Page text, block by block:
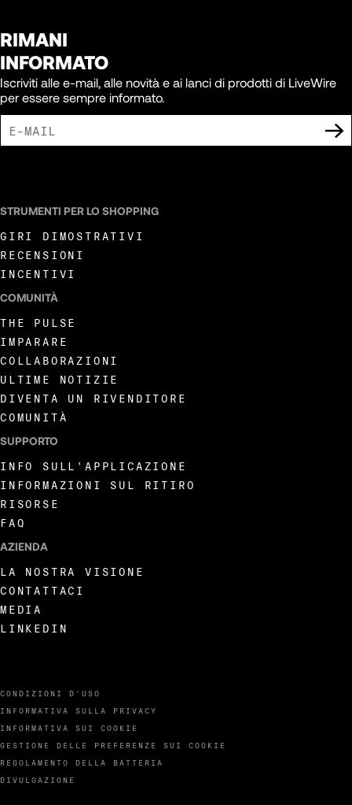
RIMANI
INFORMATO
Iscriviti alle e-mail, alle novità e ai lanci di prodotti di LiveWire
per essere sempre informato.
CONDIZIONI D'USO
INFORMATIVA SULLA PRIVACY
INFORMATIVA SUI COOKIE
GESTIONE DELLE PREFERENZE SUI COOKIE
REGOLAMENTO DELLA BATTERIA
DIVULGAZIONE
STRUMENTI PER LO SHOPPING
GIRI DIMOSTRATIVI
RECENSIONI
INCENTIVI
COMUNITÀ
THE PULSE
IMPARARE
COLLABORAZIONI
ULTIME NOTIZIE
DIVENTA UN RIVENDITORE
COMUNITÀ
SUPPORTO
INFO SULL'APPLICAZIONE
INFORMAZIONI SUL RITIRO
RISORSE
FAQ
AZIENDA
LA NOSTRA VISIONE
CONTATTACI
MEDIA
LINKEDIN